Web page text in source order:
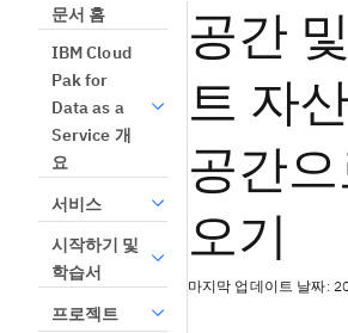
문서 홈
IBM Cloud
Pak for
Data as a
Service 개
요
서비스
시작하기 및
학습서
프로젝트
공간
트 자
공간
오기
마지막 업데이트 날짜: